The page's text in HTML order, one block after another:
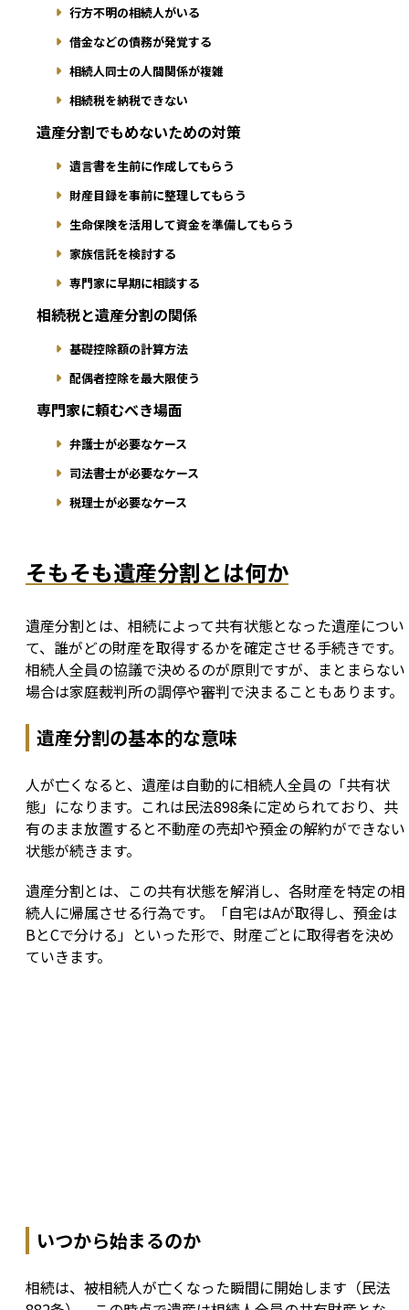
行方不明の相続人がいる
借金などの債務が発覚する
相続人同士の人間関係が複雑
相続税を納税できない
遺産分割でもめないための対策
遺言書を生前に作成してもらう
財産目録を事前に整理してもらう
生命保険を活用して資金を準備してもらう
家族信託を検討する
専門家に早期に相談する
相続税と遺産分割の関係
基礎控除額の計算方法
配偶者控除を最大限使う
専門家に頼むべき場面
弁護士が必要なケース
司法書士が必要なケース
税理士が必要なケース
そもそも遺産分割とは何か
遺産分割とは、相続によって共有状態となった遺産につい
て、誰がどの財産を取得するかを確定させる手続きです。
相続人全員の協議で決めるのが原則ですが、まとまらない
場合は家庭裁判所の調停や審判で決まることもあります。
遺産分割の基本的な意味
人が亡くなると、遺産は自動的に相続人全員の「共有状
態」になります。これは民法898条に定められており、共
有のまま放置すると不動産の売却や預金の解約ができない
状態が続きます。
遺産分割とは、この共有状態を解消し、各財産を特定の相
続人に帰属させる行為です。「自宅はAが取得し、預金は
BとCで分ける」といった形で、財産ごとに取得者を決め
ていきます。
いつから始まるのか
相続は、被相続人が亡くなった瞬間に開始します（民法